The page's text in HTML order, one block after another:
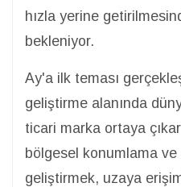
hızla yerine
bekleniyor.
Ay'a ilk teması
geliştirme alanında
ticari marka ortaya
bölgesel konumlama
geliştirmek, uzaya